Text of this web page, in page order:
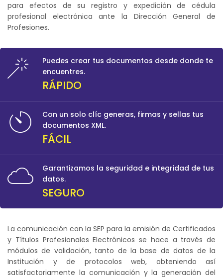
para efectos de su registro y expedición de cédula
profesional electrónica ante la Dirección General de
Profesiones.
Puedes crear tus documentos desde donde te
encuentres.
RÁPIDO
Con un solo clíc generas, firmas y sellas tus
documentos XML.
FÁCIL
Garantizamos la seguridad e integridad de tus
datos.
SEGURO
La comunicación con la SEP para la emisión de Certificados
y Títulos Profesionales Electrónicos se hace a través de
módulos de validación, tanto de la base de datos de la
Institución y de protocolos web, obteniendo así
satisfactoriamente la comunicación y la generación del